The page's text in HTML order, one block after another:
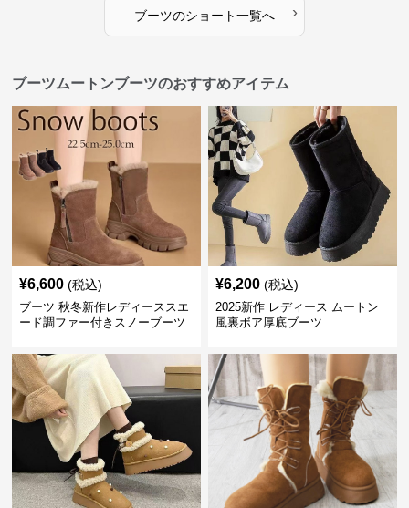
ブーツのショート一覧へ ›
ブーツムートンブーツのおすすめアイテム
¥6,600 (税込)
ブーツ 秋冬新作レディーススエ
ード調ファー付きスノーブーツ
¥6,200 (税込)
2025新作 レディース ムートン
風裏ボア厚底ブーツ